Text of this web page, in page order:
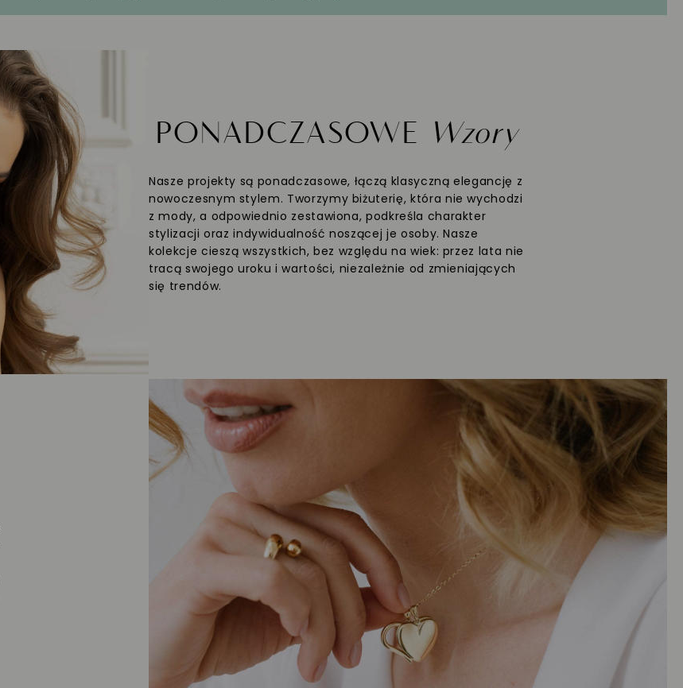
PONADCZASOWE Wzory
Nasze projekty są ponadczasowe, łączą klasyczną elegancję z
nowoczesnym stylem. Tworzymy biżuterię, która nie wychodzi
z mody, a odpowiednio zestawiona, podkreśla charakter
stylizacji oraz indywidualność noszącej je osoby. Nasze
kolekcje cieszą wszystkich, bez względu na wiek: przez lata nie
tracą swojego uroku i wartości, niezależnie od zmieniających
się trendów.